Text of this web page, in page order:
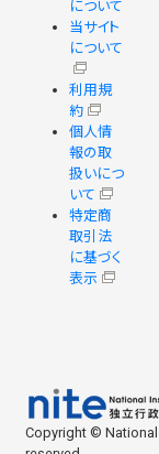
について
当サイト
について
利用規
約
個人情
報の取
扱いにつ
いて
特定商
取引法
に基づく
表示
Copyright ©